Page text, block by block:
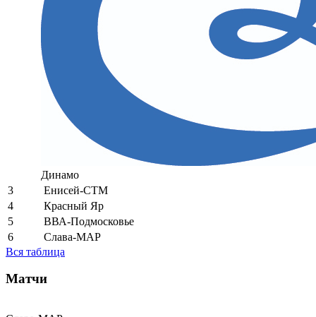
Динамо
3
Енисей-СТМ
4
Красный Яр
5
ВВА-Подмосковье
6
Слава-МАР
Вся таблица
Матчи